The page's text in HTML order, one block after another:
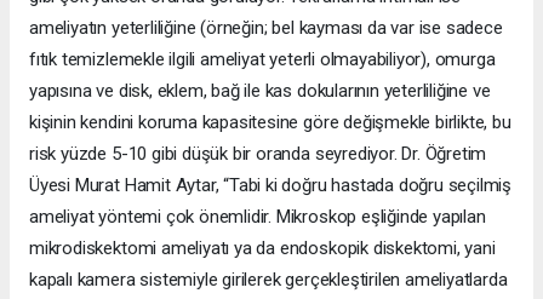
ameliyatın yeterliliğine (örneğin; bel kayması da var ise sadece
fıtık temizlemekle ilgili ameliyat yeterli olmayabiliyor), omurga
yapısına ve disk, eklem, bağ ile kas dokularının yeterliliğine ve
kişinin kendini koruma kapasitesine göre değişmekle birlikte, bu
risk yüzde 5-10 gibi düşük bir oranda seyrediyor. Dr. Öğretim
Üyesi Murat Hamit Aytar, “Tabi ki doğru hastada doğru seçilmiş
ameliyat yöntemi çok önemlidir. Mikroskop eşliğinde yapılan
mikrodiskektomi ameliyatı ya da endoskopik diskektomi, yani
kapalı kamera sistemiyle girilerek gerçekleştirilen ameliyatlarda